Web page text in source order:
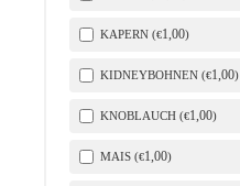
KAPERN (€1,00)
KIDNEYBOHNEN (€1,00)
KNOBLAUCH (€1,00)
MAIS (€1,00)